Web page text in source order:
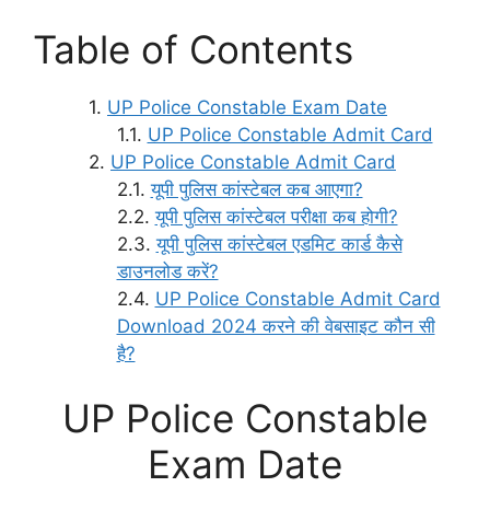
Table of Contents
UP Police Constable Exam Date
UP Police Constable Admit Card
UP Police Constable Admit Card
यूपी पुलिस कांस्टेबल कब आएगा?
यूपी पुलिस कांस्टेबल परीक्षा कब होगी?
यूपी पुलिस कांस्टेबल एडमिट कार्ड कैसे
डाउनलोड करें?
UP Police Constable Admit Card
Download 2024 करने की वेबसाइट कौन सी
है?
UP Police Constable
Exam Date